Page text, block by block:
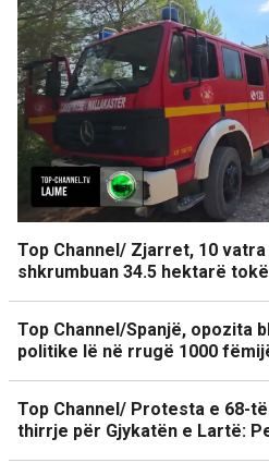
Top Channel/ Zjarret, 10
shkrumbuan 34.5 hektarë tokë
Top Channel/Spanjë, opozita
politike lë në rrugë 1000
Top Channel/ Protesta e 68-
thirrje për Gjykatën e Lartë: